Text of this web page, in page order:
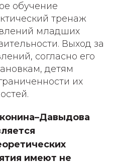
обучение
тренаж
младших
Выход за
согласно его
детям
их
имеют не